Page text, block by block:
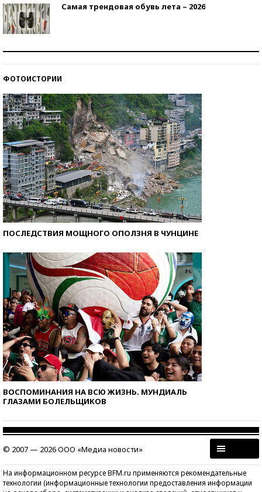
Самая трендовая обувь лета – 2026
ФОТОИСТОРИИ
ПОСЛЕДСТВИЯ МОЩНОГО ОПОЛЗНЯ В ЧУНЦИНЕ
ВОСПОМИНАНИЯ НА ВСЮ ЖИЗНЬ. МУНДИАЛЬ
ГЛАЗАМИ БОЛЕЛЬЩИКОВ
© 2007 — 2026 ООО «Медиа новости»
На информационном ресурсе BFM.ru применяются рекомендательные
технологии (информационные технологии предоставления информации